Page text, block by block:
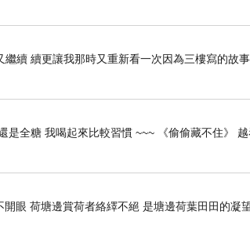
續 續更讓我那時又重新看一次因為三樓寫的故
全糖 我喝起來比較習慣 ~~~ 《偷偷藏不住》 越
眼 荷塘邊賞荷者絡繹不絕 是塘邊荷葉田田的凝